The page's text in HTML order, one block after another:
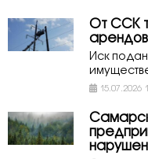
От ССК
Иск
15.07.2026